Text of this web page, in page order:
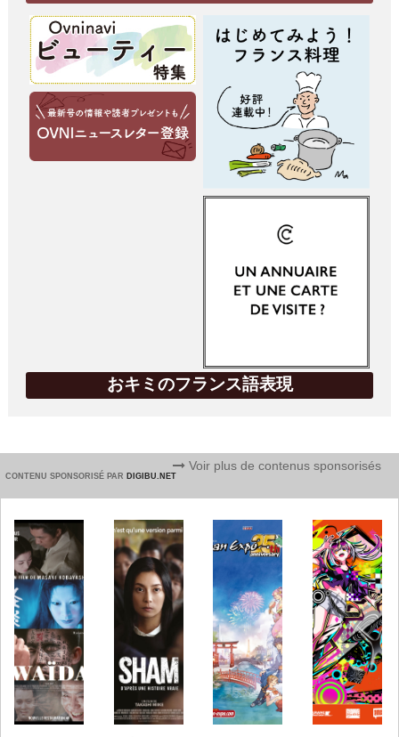
おキミのフランス語表現
CONTENU SPONSORISÉ PAR DIGIBU.NET
Voir plus de contenus sponsorisés